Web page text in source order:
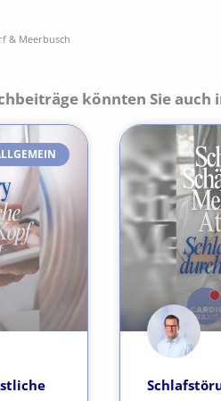
& Meerbusch
könnten Sie auch